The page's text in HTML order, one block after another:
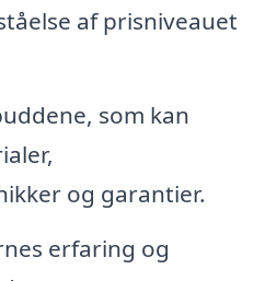
af prisniveauet
som kan
og garantier.
erfaring og